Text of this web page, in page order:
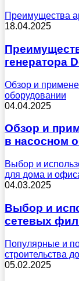
Преимущества
18.04.2025
генератора
Обзор и
оборудовании
04.04.2025
Обзор и
в насосном
Выбор и
для дома и
04.03.2025
Выбор и
сетевых
Популярные и
строительства
05.02.2025